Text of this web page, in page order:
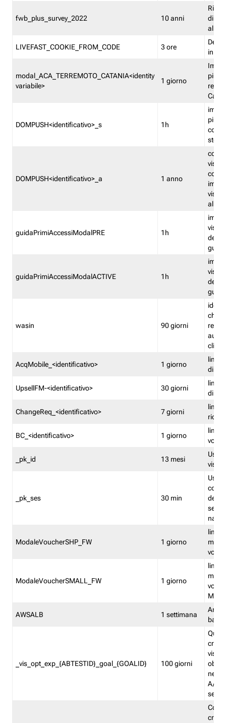
fwb_plus_survey_2022 10 anni
di
LIVEFAST_COOKIE_FROM_CODE 3 ore
in
modal_ACA_TERREMOTO_CATANIA<identity
variabile>
1 giorno
più
DOMPUSH<identificativo>_s 1h
più
DOMPUSH<identificativo>_a 1 anno
guidaPrimiAccessiModalPRE 1h
della
guidaPrimiAccessiModalACTIVE 1h
della
wasin 90 giorni
che
rete
clienti
AcqMobile_<identificativo> 1 giorno
limita
di
UpsellFM-<identificativo> 30 giorni
limita
di
ChangeReq_<identificativo> 7 giorni
limita
BC_<identificativo> 1 giorno
limita
_pk_id 13 mesi
_pk_ses 30 min
ModaleVoucherSHP_FW 1 giorno
ModaleVoucherSMALL_FW 1 giorno
AWSALB 1 settimana
_vis_opt_exp_{ABTESTID}_goal_{GOALID} 100 giorni
nel
A/B.